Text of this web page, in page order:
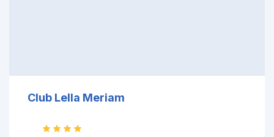
Club Lella Meriam